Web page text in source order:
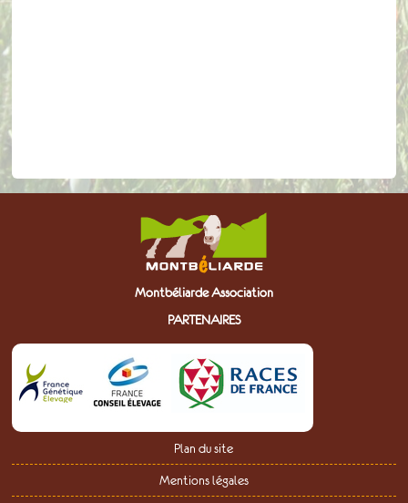
Montbéliarde Association
PARTENAIRES
Plan du site
Mentions légales